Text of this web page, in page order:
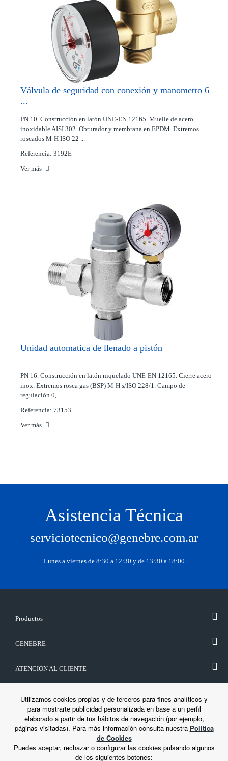
Válvula de seguridad con conexión y manometro 6
...
PN 10. Construcción en latón UNE-EN 12165. Muelle de acero
inoxidable AISI 302. Obturador y membrana en EPDM. Extremos
roscados M-H ISO 22 ...
Referencia: 3192E
Ver más
Unidad automatica de llenado a pistón
PN 16. Construcción en latón niquelado UNE-EN 12165. Cierre acero
inox. Extremos rosca gas (BSP) M-H s/ISO 228/1. Campo de
regulación 0, ...
Referencia: 73153
Ver más
Asistencia Técnica
serviciotecnico@genebre.com.ar
Lunes a viernes de 8:30 a 12:30 y de 13:30 a 18:00
Productos
GENEBRE
ATENCIÓN AL CLIENTE
LEGAL
Utilizamos cookies propias y de terceros para fines analíticos y
para mostrarte publicidad personalizada en base a un perfil
elaborado a partir de tus hábitos de navegación (por ejemplo,
páginas visitadas). Para más información consulta nuestra Política
de Cookies
Puedes aceptar, rechazar o configurar las cookies pulsando algunos
de los siguientes botones: